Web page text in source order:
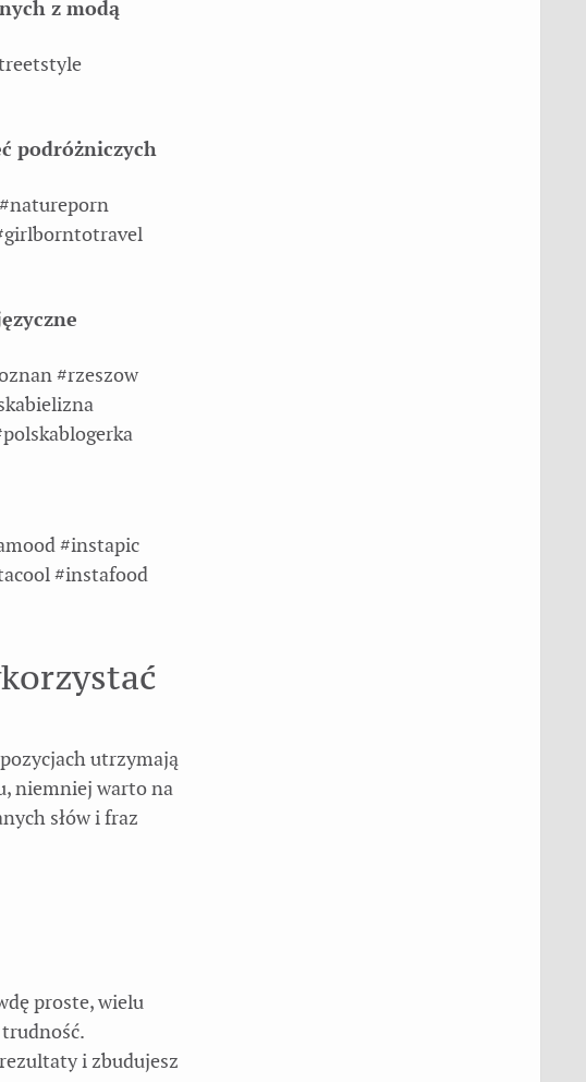
z modą
podróżniczych
#rzeszow
#instapic
#instafood
utrzymają
niemniej warto na
słów i fraz
proste, wielu
i zbudujesz